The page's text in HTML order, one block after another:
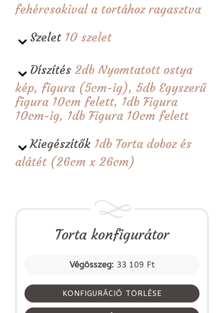
fehércsokival a tortához ragasztva
Szelet 10 szelet
Díszítés 2db Nyomtatott ostya
kép, figura (5cm-ig), 5db Egyszerű
figura 10cm felett, 1db Figura
10cm-ig, 1db Figura 10cm felett
Kiegészítők 1db Torta doboz és
alátét (26cm x 26cm)
Torta konfigurátor
Végösszeg: 33 109 Ft
KONFIGURÁCIÓ TÖRLÉSE